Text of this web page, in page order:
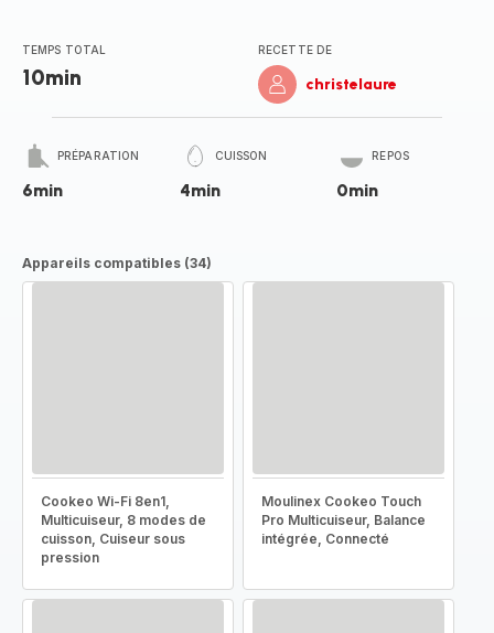
TEMPS TOTAL
10min
RECETTE DE
christelaure
PRÉPARATION
6min
CUISSON
4min
REPOS
0min
Appareils compatibles (34)
Cookeo Wi-Fi 8en1,
Multicuiseur, 8 modes de
cuisson, Cuiseur sous
pression
Moulinex Cookeo Touch
Pro Multicuiseur, Balance
intégrée, Connecté